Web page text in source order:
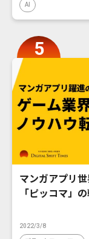
AI
マンガアプリ
「ピッコマ」
2022/3/8